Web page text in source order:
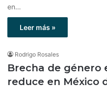
en…
Leer más »
Rodrigo Rosales
Brecha de género
reduce en México